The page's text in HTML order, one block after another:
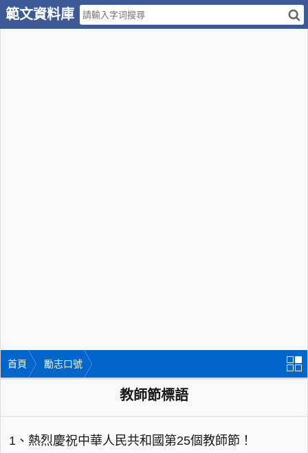
範文資料庫
首頁 勵志口號
教師節標語
1、熱烈慶祝中華人民共和國第25個教師節！